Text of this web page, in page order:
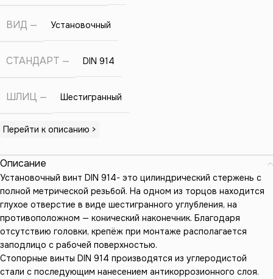
ВИД Установочный
СТАНДАРТ DIN 914
ШЛИЦ Шестигранный
Перейти к описанию >
Описание
Установочный винт DIN 914- это цилиндрический стержень с
полной метрической резьбой. На одном из торцов находится
глухое отверстие в виде шестигранного углубления, на
противоположном — конический наконечник. Благодаря
отсутствию головки, крепёж при монтаже располагается
заподлицо с рабочей поверхностью.
Стопорные винты DIN 914 производятся из углеродистой
стали с последующим нанесением антикоррозионного слоя.